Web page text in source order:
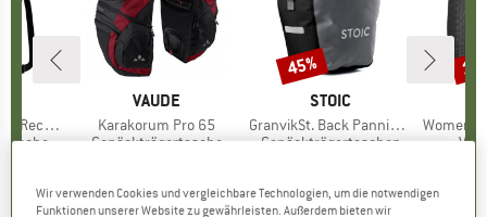
MARKE
VAUDE
Artikel
Karakorum Pro 65
Produktgruppe
Gepäckträgertasche
MARKE
STOIC
Artikel
GranvikSt. Back Pannier 22
Produktgruppe
Gepäckträgertaschen
Rabatt
45%
Artikel
Women's Shorts
Wir verwenden Cookies und vergleichbare Technologien, um die notwendigen
Funktionen unserer Website zu gewährleisten. Außerdem bieten wir